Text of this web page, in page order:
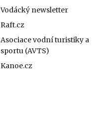
Vodácký newsletter
Raft.cz
Asociace vodní turistiky a
sportu (AVTS)
Kanoe.cz